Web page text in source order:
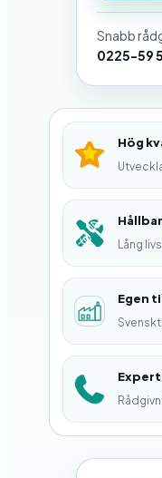
l
f
a
k
o
r
m
ä
n
Snabb
0225-59
Hög
Lång
Egen